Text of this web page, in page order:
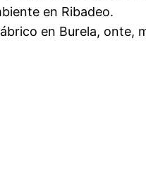
en Ribadeo.
en Burela, onte,